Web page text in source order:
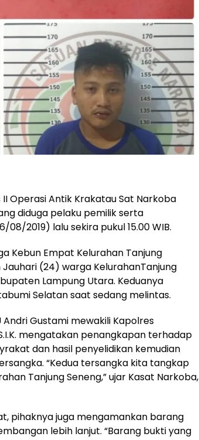
Operasi Antik Krakatau Sat Narkoba
diduga pelaku pemilik serta
2019) lalu sekira pukul 15.00 WIB.
Kebun Empat Kelurahan Tanjung
(24) warga KelurahanTanjung
Lampung Utara. Keduanya
Selatan saat sedang melintas.
Gustami mewakili Kapolres
mengatakan penangkapan terhadap
dan hasil penyelidikan kemudian
“Kedua tersangka kita tangkap
Tanjung Seneng,” ujar Kasat Narkoba,
pihaknya juga mengamankan barang
lebih lanjut. “Barang bukti yang